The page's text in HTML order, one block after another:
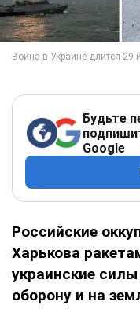
Будьте
Google
Российские
Харькова
украинские
оборону и на